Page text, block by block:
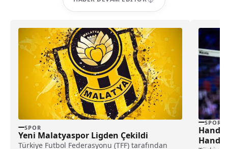
SPOR
Yeni Malatyaspor Ligden Çekildi
Türkiye Futbol Federasyonu (TFF) tarafından
SPOR
Hande
Hande